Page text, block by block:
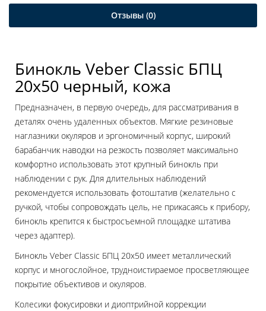
Отзывы (0)
Бинокль Veber Classic БПЦ
20x50 черный, кожа
Предназначен, в первую очередь, для рассматривания в
деталях очень удаленных объектов. Мягкие резиновые
наглазники окуляров и эргономичный корпус, широкий
барабанчик наводки на резкость позволяет максимально
комфортно использовать этот крупный бинокль при
наблюдении с рук. Для длительных наблюдений
рекомендуется использовать фотоштатив (желательно с
ручкой, чтобы сопровождать цель, не прикасаясь к прибору,
бинокль крепится к быстросъемной площадке штатива
через адаптер).
Бинокль Veber Classic БПЦ 20x50 имеет металлический
корпус и многослойное, трудноистираемое просветляющее
покрытие объективов и окуляров.
Колесики фокусировки и диоптрийной коррекции